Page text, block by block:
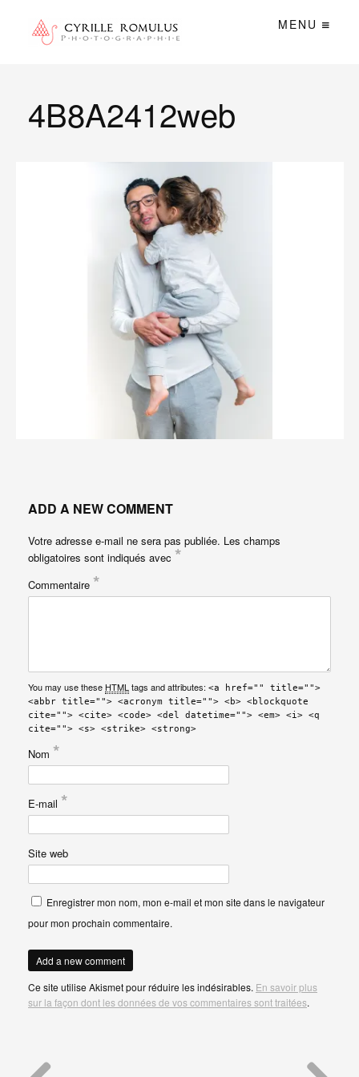
MENU
4B8A2412web
ADD A NEW COMMENT
Votre adresse e-mail ne sera pas publiée. Les champs
obligatoires sont indiqués avec *
Commentaire *
You may use these HTMLtags and attributes: <a href="" title="">
<abbr title=""> <acronym title=""> <b> <blockquote
cite=""> <cite> <code> <del datetime=""> <em> <i> <q
cite=""> <s> <strike> <strong>
Nom *
E-mail *
Site web
Enregistrer mon nom, mon e-mail et mon site dans le navigateur
pour mon prochain commentaire.
Ce site utilise Akismet pour réduire les indésirables. En savoir plus
sur la façon dont les données de vos commentaires sont traitées.